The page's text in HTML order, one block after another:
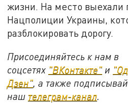
жизни. На место выехали
Нацполиции Украины,
разблокировать дорогу.
Присоединяйтесь к нам в
соцсетях "ВКонтакте" и
Дзен", а также
наш телеграм-канал.